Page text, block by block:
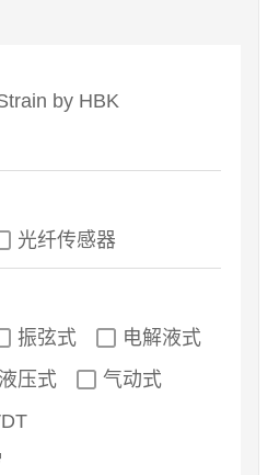
by HBK
光纤传感器
振弦式
电解液式
液压式
气动式